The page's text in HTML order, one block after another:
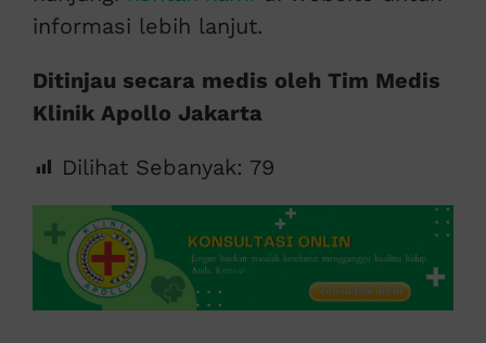
informasi lebih lanjut.
Ditinjau secara medis oleh Tim Medis
Klinik Apollo Jakarta
Dilihat Sebanyak: 79